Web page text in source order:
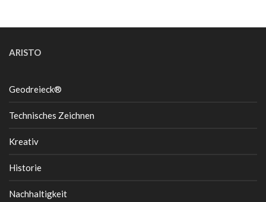
ARISTO
Geodreieck®
Technisches Zeichnen
Kreativ
Historie
Nachhaltigkeit